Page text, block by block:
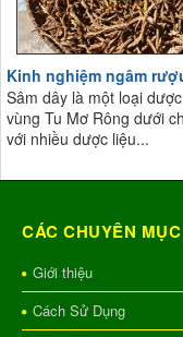
Kinh nghiệm ngâm
Sâm dây là một loại
vùng Tu Mơ Rông dưới
với nhiều dược liệu...
CÁC CHUYÊN
Giới thiệu
Cách Sử Dụng